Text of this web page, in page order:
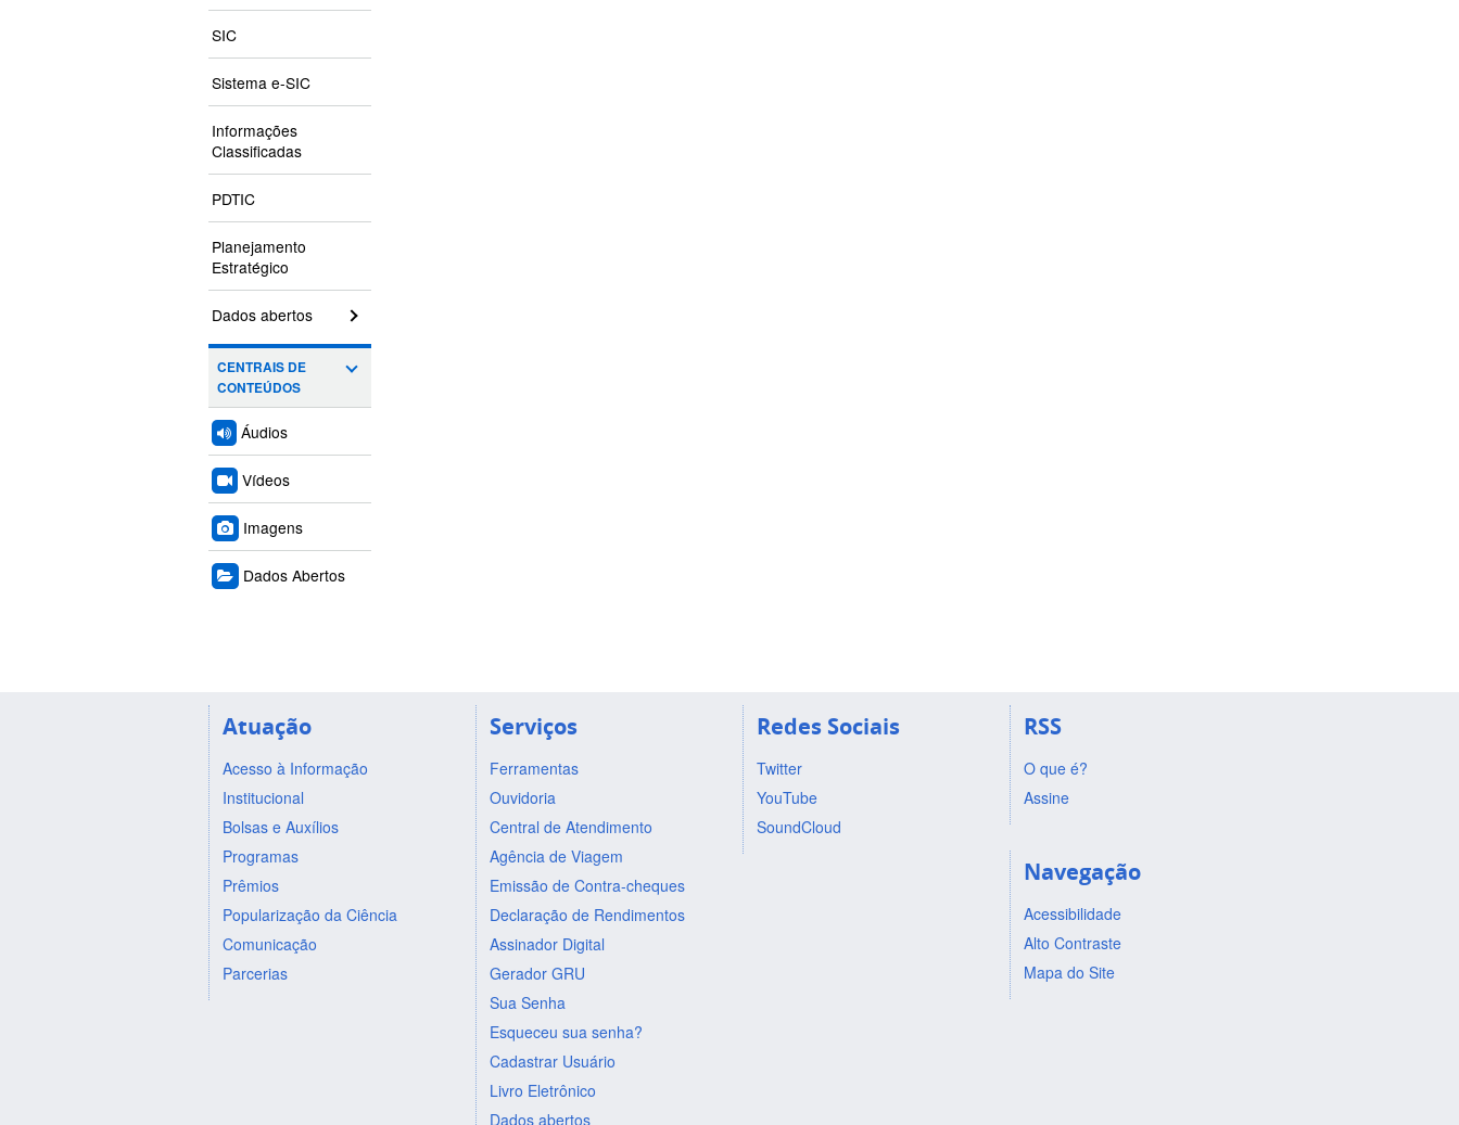
SIC
Sistema e-SIC
Informações
Classificadas
PDTIC
Planejamento
Estratégico
Dados abertos
CENTRAIS DE
CONTEÚDOS
Áudios
Vídeos
Imagens
Dados Abertos
Atuação
Acesso à Informação
Institucional
Bolsas e Auxílios
Programas
Prêmios
Popularização da Ciência
Comunicação
Parcerias
Serviços
Ferramentas
Ouvidoria
Central de Atendimento
Agência de Viagem
Emissão de Contra-cheques
Declaração de Rendimentos
Assinador Digital
Gerador GRU
Sua Senha
Esqueceu sua senha?
Cadastrar Usuário
Livro Eletrônico
Dados abertos
Redes Sociais
Twitter
YouTube
SoundCloud
RSS
O que é?
Assine
Navegação
Acessibilidade
Alto Contraste
Mapa do Site